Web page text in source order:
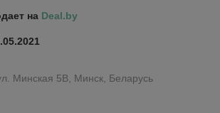
на Deal.by
Минская 5В, Минск, Беларусь